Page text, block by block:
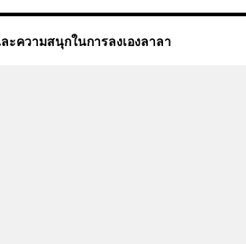
ะความสนุกในการลงเองลาลา